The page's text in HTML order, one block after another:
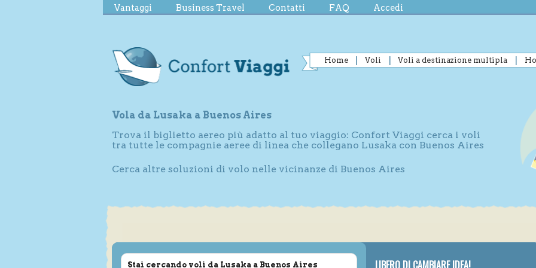
Vantaggi Business Travel Contatti FAQ Accedi
Home Voli Voli a destinazione multipla
Vola da Lusaka a Buenos Aires
Trova il biglietto aereo più adatto al tuo viaggio: Confort Viaggi cerca i voli
tra tutte le compagnie aeree di linea che collegano Lusaka con Buenos Aires
Cerca altre soluzioni di volo nelle vicinanze di Buenos Aires
Stai cercando voli da Lusaka a Buenos Aires LIBERO DI CAMBIARE IDEA!